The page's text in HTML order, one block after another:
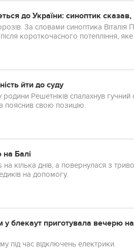
до України: синоптик сказав,
За словами синоптика Віталія
короткочасного потепління,
йти до суду
Решетніків спалахнув гучний
пояснив свою позицію.
Балі
на кілька днів, а повернулася з
на допомогу.
блекаут приготувала вечерю на
під час відключень електрики.